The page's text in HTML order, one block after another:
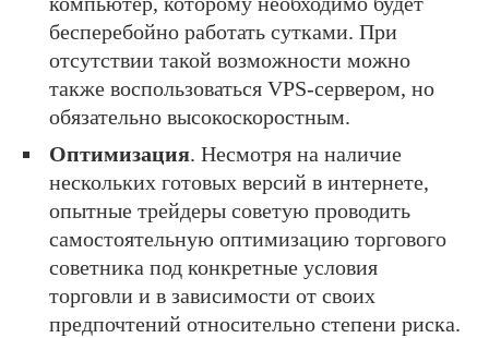
бесперебойно работать сутками. При
отсутствии такой возможности можно
также воспользоваться VPS-сервером, но
обязательно высокоскоростным.
Оптимизация. Несмотря на наличие
нескольких готовых версий в интернете,
опытные трейдеры советую проводить
самостоятельную оптимизацию торгового
советника под конкретные условия
торговли и в зависимости от своих
предпочтений относительно степени риска.